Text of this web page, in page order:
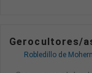
Gerocultores/
Robledillo de